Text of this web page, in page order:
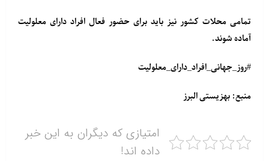
تمامی محلات کشور نیز باید برای حضور فعال افراد دارای معلولیت
آماده شوند.
#روز_جهانی_افراد_دارای_معلولیت
منبع: بهزیستی البرز
امتیازی که دیگران به این خبر
داده اند!